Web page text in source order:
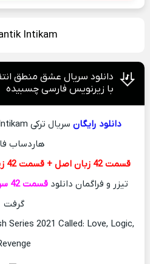
Intikam
با زیرنویس فارسی چسبیده
دانلود رایگان
هاردساب
قسمت 42 زبان اصل + قسمت 42 زیرنویس چسبیده اضافه شد
تیزر و فراگمان دانلود قسمت 42 سریال عشق منطق انتقام
گرفت
Series 2021 Called: Love, Logic,